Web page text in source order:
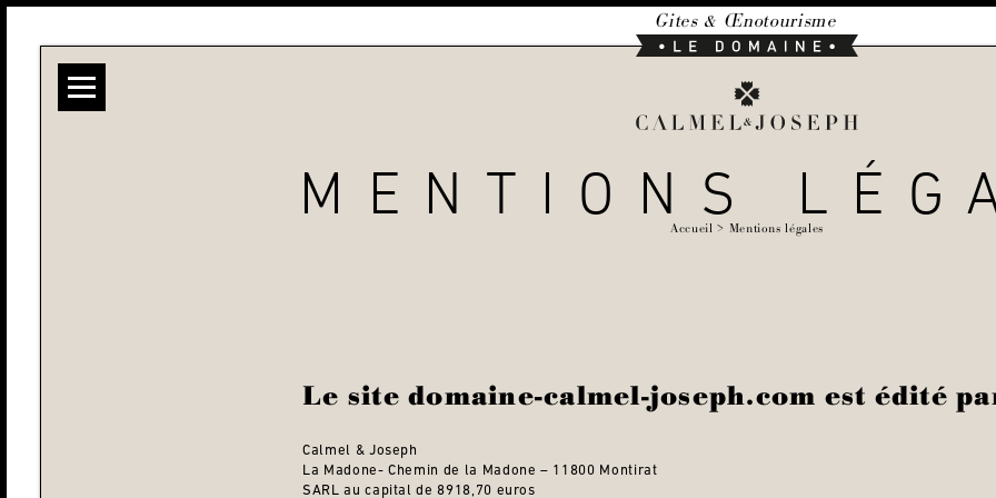
Joseph
Gites & Œnotourisme
MENTIONS
Accueil Mentions légales
Le site domaine-calmel-joseph.com est édité
Calmel & Joseph
La Madone- Chemin de la Madone – 11800 Montirat
SARL au capital de 8918,70 euros